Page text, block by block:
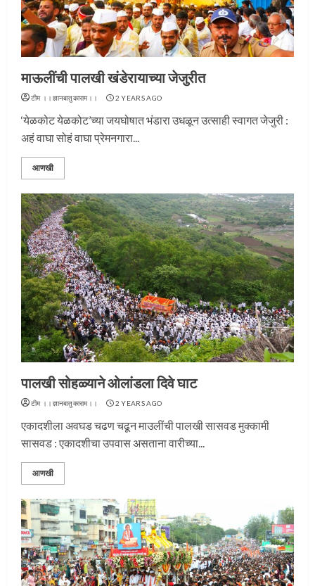
माऊलींची पालखी खंडेरायाच्या जेजुरीत
टीम ।।ज्ञानबातुकाराम।। 2 YEARS AGO
‘येळकोट येळकोट’च्या जयघोषात भंडारा उधळून उत्साही स्वागत जेजुरी :
अहं वाघा सोहं वाघा प्रेमनगारा...
आणखी
पालखी सोहळ्याने ओलांडला दिवे घाट
टीम ।।ज्ञानबातुकाराम।। 2 YEARS AGO
एकादशीला अवघड चढण चढून माउलींची पालखी सासवड मुक्कामी
सासवड : एकादशीचा उपवास असताना वारीच्या...
आणखी